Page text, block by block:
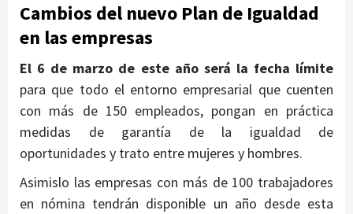
Cambios del nuevo Plan de Igualdad
en las empresas
El 6 de marzo de este año será la fecha límite
para que todo el entorno empresarial que cuenten
con más de 150 empleados, pongan en práctica
medidas de garantía de la igualdad de
oportunidades y trato entre mujeres y hombres.
Asimislo las empresas con más de 100 trabajadores
en nómina tendrán disponible un año desde esta